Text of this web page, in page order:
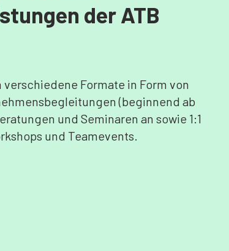
der ATB
Formate in Form von
(beginnend ab
und Seminaren an sowie 1:1
und Teamevents.